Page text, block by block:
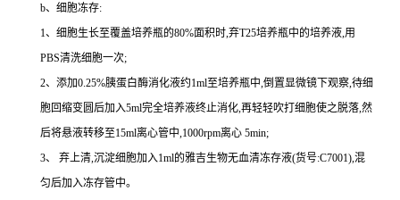
b、细胞冻存:
1、细胞生长至覆盖培养瓶的80%面积时,弃T25培养瓶中的培养液,用
PBS清洗细胞一次;
2、添加0.25%胰蛋白酶消化液约1ml至培养瓶中,倒置显微镜下观察,待细
胞回缩变圆后加入5ml完全培养液终止消化,再轻轻吹打细胞使之脱落,然
后将悬液转移至15ml离心管中,1000rpm离心 5min;
3、 弃上清,沉淀细胞加入1ml的雅吉生物无血清冻存液(货号:C7001),混
匀后加入冻存管中。